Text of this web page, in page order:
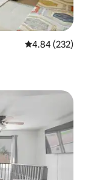
Ukadiriaji wa
4.84 (232)